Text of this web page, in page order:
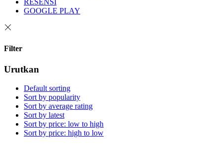
RESENSI
GOOGLE PLAY
Filter
Urutkan
Default sorting
Sort by popularity
Sort by average rating
Sort by latest
Sort by price: low to high
Sort by price: high to low